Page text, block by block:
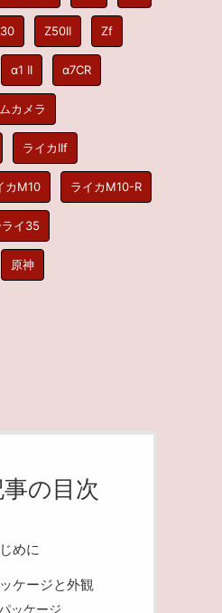
Z50II Zf
α1 II α7CR
カメラ
ライカIIf
カM10 ライカM10-R
ライ35
原神
の目次
めに
ケージと外観
ッケージ